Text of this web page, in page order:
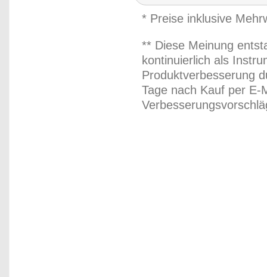
* Preise inklusive
** Diese Meinung
kontinuierlich als
Produktverbesserung
Tage nach Kauf per E-